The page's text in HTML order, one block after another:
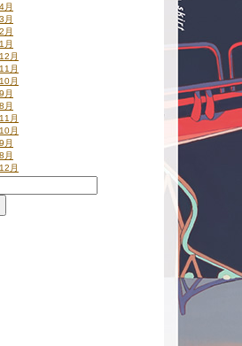
月
月
月
月
月
月
月
月
月
月
月
月
月
月